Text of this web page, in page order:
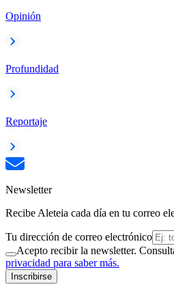
Opinión
Profundidad
Reportaje
Newsletter
Recibe Aleteia cada día en tu correo
Tu dirección de correo electrónico
Acepto recibir la newsletter.
privacidad para saber más.
Inscribirse